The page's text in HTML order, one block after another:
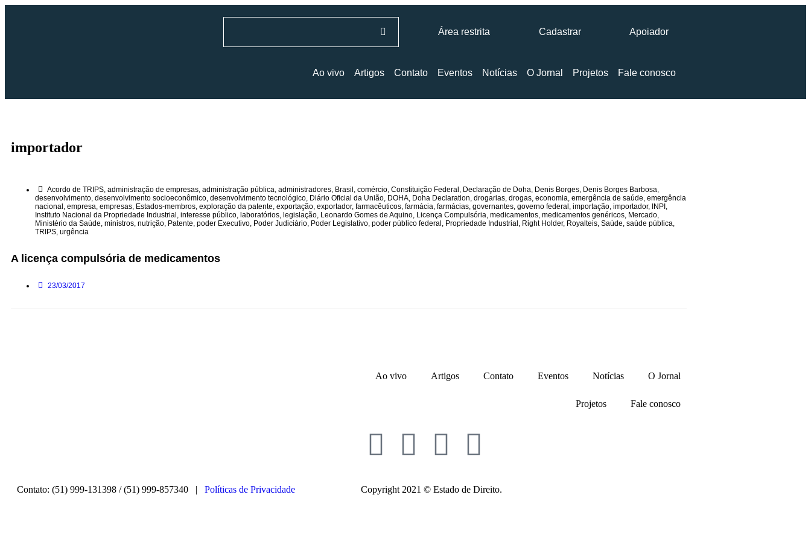
Área restrita Cadastrar Apoiador
Ao vivo Artigos Contato Eventos Notícias O Jornal Projetos Fale conosco
importador
Acordo de TRIPS, administração de empresas, administração pública, administradores, Brasil , comércio, Constituição Federal , Declaração de Doha, Denis Borges, Denis Borges Barbosa,
desenvolvimento, desenvolvimento socioeconômico, desenvolvimento tecnológico, Diário Oficial da União, DOHA, Doha Declaration, drogarias, drogas, economia, emergência de saúde, emergência
nacional , empresa, empresas, Estados-membros, exploração da patente, exportação, exportador, farmacêuticos, farmácia, farmácias, governantes, governo federal , importação, importador, INPI ,
Instituto Nacional da Propriedade Industrial , interesse público, laboratórios, legislação, Leonardo Gomes de Aquino, Licença Compulsória, medicamentos, medicamentos genéricos, Mercado,
Ministério da Saúde, ministros, nutrição, Patente, poder Executivo, Poder Judiciário, Poder Legislativo, poder público federal , Propriedade Industrial , Right Holder, Royalteis, Saúde, saúde pública,
TRIPS, urgência
A licença compulsória de medicamentos
23/03/2017
Ao vivo Artigos Contato Eventos Notícias O Jornal
Projetos Fale conosco
Contato: (51) 999-131398 / (51) 999-857340 | Políticas de Privacidade Copyright 2021 © Estado de Direito.